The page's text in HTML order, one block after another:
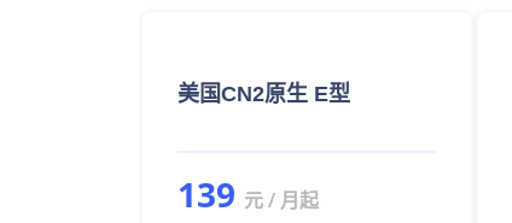
美国CN2原生 E型
139 元 / 月起